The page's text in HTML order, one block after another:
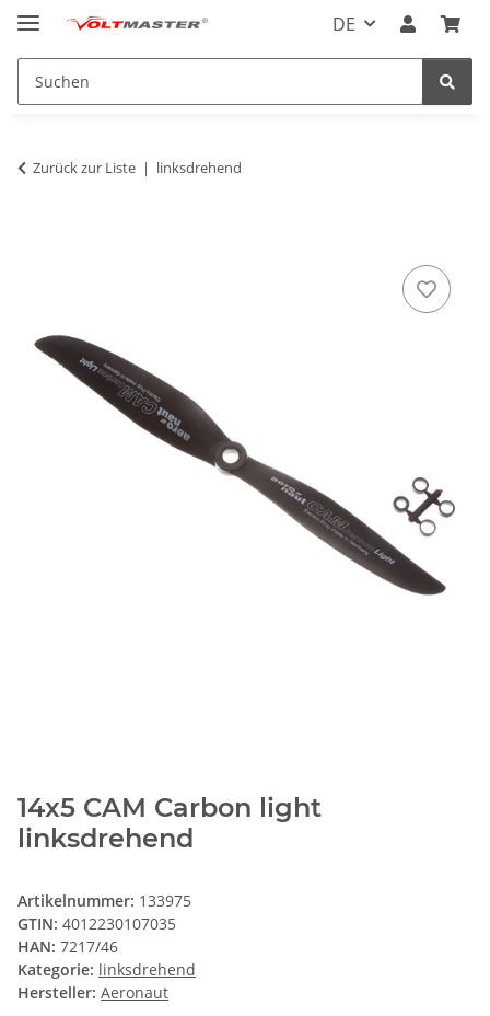
DE
Zurück zur Liste linksdrehend
14x5 CAM Carbon light
linksdrehend
Artikelnummer: 133975
GTIN: 4012230107035
HAN: 7217/46
Kategorie: linksdrehend
Hersteller: Aeronaut